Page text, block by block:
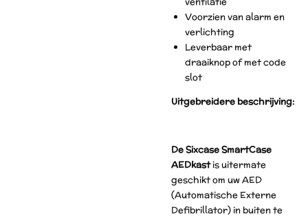
Voorzien van alarm en
verlichting
Leverbaar met
draaiknop of met code
slot
Uitgebreidere beschrijving:
De Sixcase SmartCase
AEDkastis uitermate
geschikt om uw AED
(Automatische Externe
Defibrillator) in buiten te